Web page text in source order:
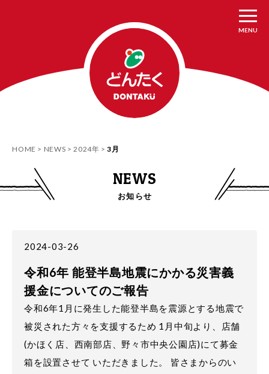
MENU
HOME NEWS 2024年 3月
NEWS
お知らせ
2024-03-26
令和6年 能登半島地震にかかる災害義
援金についてのご報告
令和6年1月に発生した能登半島を震源とする地震で
被災された方々を支援するため 1月中旬より、店舗
(かほく店、西南部店、野々市中央公園店)にて募金
箱を設置させて いただきました。 皆さまからのい